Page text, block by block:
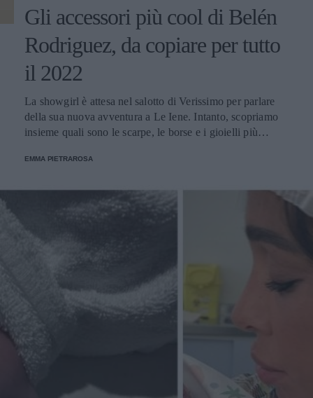
Gli accessori più cool di Belén
Rodriguez, da copiare per tutto
il 2022
La showgirl è attesa nel salotto di Verissimo per parlare
della sua nuova avventura a Le Iene. Intanto, scopriamo
insieme quali sono le scarpe, le borse e i gioielli più
EMMA PIETRAROSA